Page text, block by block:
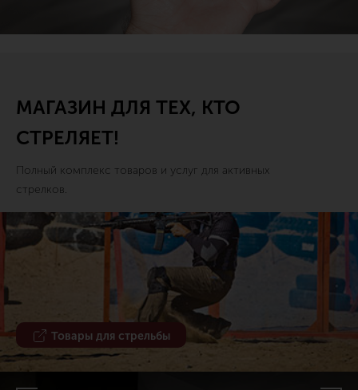
МАГАЗИН ДЛЯ ТЕХ, КТО
СТРЕЛЯЕТ!
Полный комплекс товаров и услуг для активных
стрелков.
Товары для стрельбы